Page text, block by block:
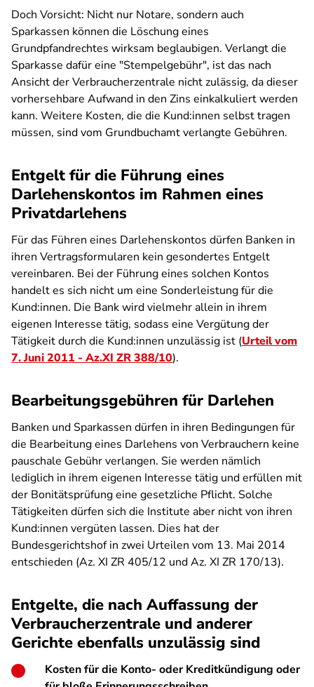
Doch Vorsicht: Nicht nur Notare, sondern auch
Sparkassen können die Löschung eines
Grundpfandrechtes wirksam beglaubigen. Verlangt die
Sparkasse dafür eine "Stempelgebühr", ist das nach
Ansicht der Verbraucherzentrale nicht zulässig, da dieser
vorhersehbare Aufwand in den Zins einkalkuliert werden
kann. Weitere Kosten, die die Kund:innen selbst tragen
müssen, sind vom Grundbuchamt verlangte Gebühren.
Entgelt für die Führung eines
Darlehenskontos im Rahmen eines
Privatdarlehens
Für das Führen eines Darlehenskontos dürfen Banken in
ihren Vertragsformularen kein gesondertes Entgelt
vereinbaren. Bei der Führung eines solchen Kontos
handelt es sich nicht um eine Sonderleistung für die
Kund:innen. Die Bank wird vielmehr allein in ihrem
eigenen Interesse tätig, sodass eine Vergütung der
Tätigkeit durch die Kund:innen unzulässig ist (Urteil vom
7. Juni 2011 - Az.XI ZR 388/10).
Bearbeitungsgebühren für Darlehen
Banken und Sparkassen dürfen in ihren Bedingungen für
die Bearbeitung eines Darlehens von Verbrauchern keine
pauschale Gebühr verlangen. Sie werden nämlich
lediglich in ihrem eigenen Interesse tätig und erfüllen mit
der Bonitätsprüfung eine gesetzliche Pflicht. Solche
Tätigkeiten dürfen sich die Institute aber nicht von ihren
Kund:innen vergüten lassen. Dies hat der
Bundesgerichtshof in zwei Urteilen vom 13. Mai 2014
entschieden (Az. XI ZR 405/12 und Az. XI ZR 170/13).
Entgelte, die nach Auffassung der
Verbraucherzentrale und anderer
Gerichte ebenfalls unzulässig sind
Kosten für die Konto- oder Kreditkündigung oder